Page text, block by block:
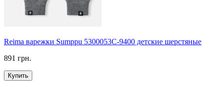
Reima варежки Sumppu 5300053C-9400 детские шерстяные
891 грн.
Купить